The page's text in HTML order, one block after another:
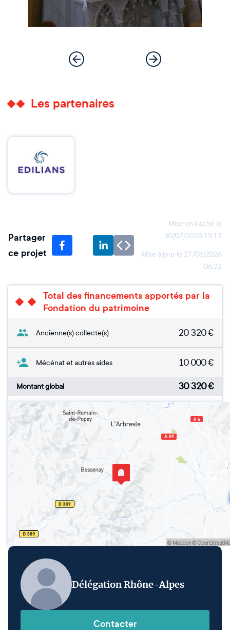
Les partenaires
Partager
ce projet
Mise en cache le
30/07/2026 19:17
Mise à jour le 27/03/2026
06:22
Total des financements apportés par la
Fondation du patrimoine
Ancienne(s) collecte(s) 20 320€
Mécénat et autres aides 10 000€
Montant global 30 320€
Délégation Rhône-Alpes
Contacter